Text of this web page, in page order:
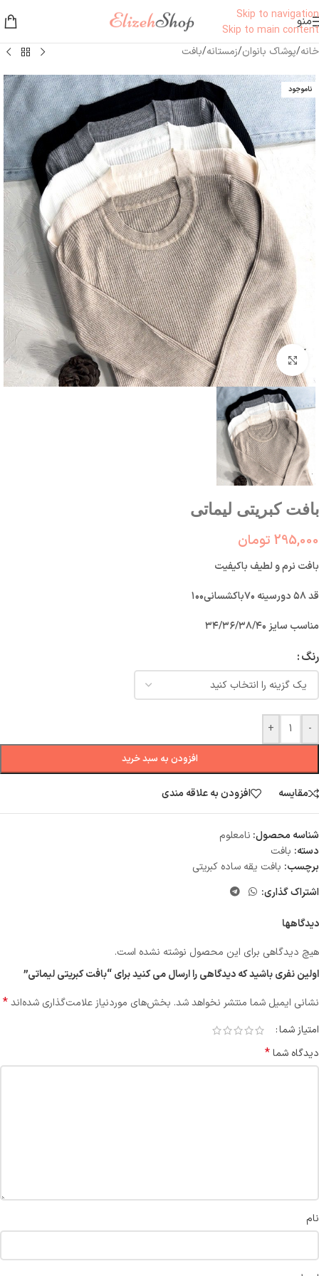
Skip to navigation
Skip to main content
منو
خانه/پوشاک بانوان/زمستانه/بافت
ناموجود
بزرگنمایی تصویر
بافت کبریتی لیماتی
295,000 تومان
بافت نرم و لطیف باکیفیت
قد ۵۸ دورسینه ۷۰باکشسانی۱۰۰
مناسب سایز ۳۴/۳۶/۳۸/۴۰
رنگ
-
+
افزودن به سبد خرید
مقایسه افزودن به علاقه مندی
شناسه محصول: نامعلوم
دسته: بافت
برچسب: بافت یقه ساده کبریتی
اشتراک گذاری:
دیدگاهها
هیچ دیدگاهی برای این محصول نوشته نشده است.
اولین نفری باشید که دیدگاهی را ارسال می کنید برای “بافت کبریتی لیماتی”
نشانی ایمیل شما منتشر نخواهد شد. بخش‌های موردنیاز علامت‌گذاری شده‌اند*
امتیاز شما
دیدگاه شما*
نام